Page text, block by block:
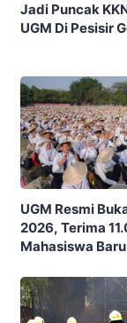
Jadi Puncak
UGM Di Pesisir
UGM Resmi
2026, Terima
Mahasiswa
Membangun